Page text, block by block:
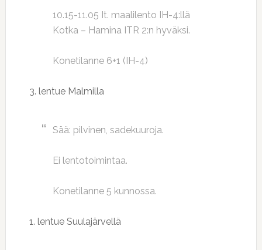
10.15-11.05 It. maalilento IH-4:llä
Kotka – Hamina ITR 2:n hyväksi.
Konetilanne 6+1 (IH-4)
3. lentue Malmilla
Sää: pilvinen, sadekuuroja.
Ei lentotoimintaa.
Konetilanne 5 kunnossa.
1. lentue Suulajärvellä